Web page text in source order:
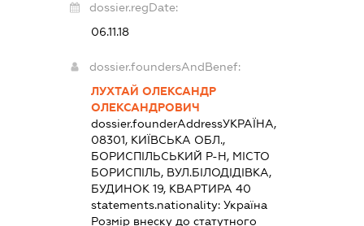
dossier.regDate:
06.11.18
dossier.foundersAndBenef:
ЛУХТАЙ ОЛЕКСАНДР
ОЛЕКСАНДРОВИЧ
dossier.founderAddressУКРАЇНА,
08301, КИЇВСЬКА ОБЛ.,
БОРИСПІЛЬСЬКИЙ Р-Н, МІСТО
БОРИСПІЛЬ, ВУЛ.БІЛОДІДІВКА,
БУДИНОК 19, КВАРТИРА 40
statements.nationality: Україна
Розмір внеску до статутного